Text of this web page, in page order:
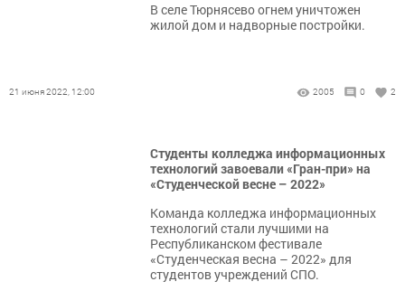
В селе Тюрнясево огнем уничтожен
жилой дом и надворные постройки.
21 июня 2022, 12:00 2005 0 2
Студенты колледжа информационных
технологий завоевали «Гран-при» на
«Студенческой весне – 2022»
Команда колледжа информационных
технологий стали лучшими на
Республиканском фестивале
«Студенческая весна – 2022» для
студентов учреждений СПО.